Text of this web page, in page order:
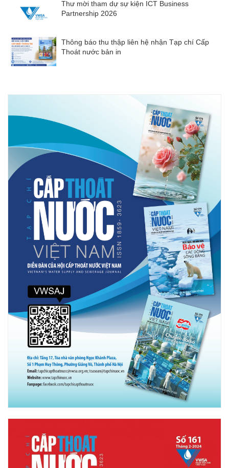
Thư mời tham dự sự kiện ICT Business
Partnership 2026
Thông báo thu thập liên hệ nhận Tạp chí Cấp
Thoát nước bản in